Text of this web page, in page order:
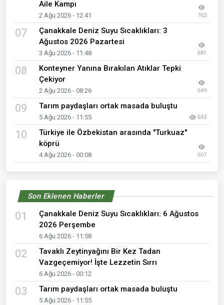
Aile Kampı
2 Ağu 2026 - 12:41 762
07
Çanakkale Deniz Suyu Sıcaklıkları: 3
Ağustos 2026 Pazartesi
3 Ağu 2026 - 11:48 681
08
Konteyner Yanına Bırakılan Atıklar Tepki
Çekiyor
2 Ağu 2026 - 08:26 649
09 Tarım paydaşları ortak masada buluştu
5 Ağu 2026 - 11:55 643
10
Türkiye ile Özbekistan arasında "Turkuaz"
köprü
4 Ağu 2026 - 00:08 607
Son Eklenen Haberler
01
Çanakkale Deniz Suyu Sıcaklıkları: 6 Ağustos
2026 Perşembe
6 Ağu 2026 - 11:58
02
Tavaklı Zeytinyağını Bir Kez Tadan
Vazgeçemiyor! İşte Lezzetin Sırrı
6 Ağu 2026 - 00:12
03 Tarım paydaşları ortak masada buluştu
5 Ağu 2026 - 11:55